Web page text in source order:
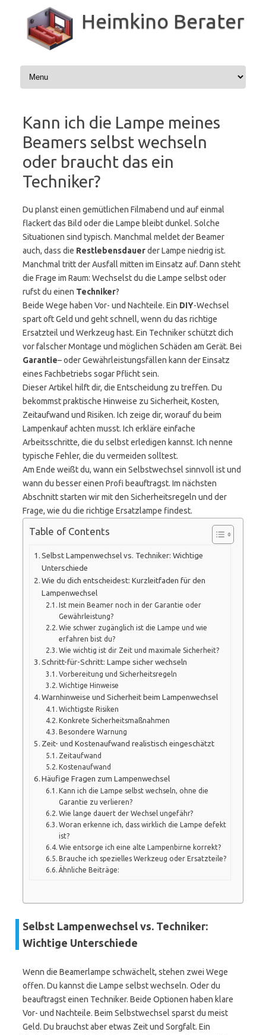
springen
Heimkino Berater
Kann ich die Lampe meines
Beamers selbst wechseln
oder braucht das ein
Techniker?
Du planst einen gemütlichen Filmabend und auf einmal
flackert das Bild oder die Lampe bleibt dunkel. Solche
Situationen sind typisch. Manchmal meldet der Beamer
auch, dass die Restlebensdauerder Lampe niedrig ist.
Manchmal tritt der Ausfall mitten im Einsatz auf. Dann steht
die Frage im Raum: Wechselst du die Lampe selbst oder
rufst du einen Techniker?
Beide Wege haben Vor- und Nachteile. Ein DIY-Wechsel
spart oft Geld und geht schnell, wenn du das richtige
Ersatzteil und Werkzeug hast. Ein Techniker schützt dich
vor falscher Montage und möglichen Schäden am Gerät. Bei
Garantie– oder Gewährleistungsfällen kann der Einsatz
eines Fachbetriebs sogar Pflicht sein.
Dieser Artikel hilft dir, die Entscheidung zu treffen. Du
bekommst praktische Hinweise zu Sicherheit, Kosten,
Zeitaufwand und Risiken. Ich zeige dir, worauf du beim
Lampenkauf achten musst. Ich erkläre einfache
Arbeitsschritte, die du selbst erledigen kannst. Ich nenne
typische Fehler, die du vermeiden solltest.
Am Ende weißt du, wann ein Selbstwechsel sinnvoll ist und
wann du besser einen Profi beauftragst. Im nächsten
Abschnitt starten wir mit den Sicherheitsregeln und der
Frage, wie du die richtige Ersatzlampe findest.
Table of Contents
Selbst Lampenwechsel vs. Techniker: Wichtige
Unterschiede
Wie du dich entscheidest: Kurzleitfaden für den
Lampenwechsel
Ist mein Beamer noch in der Garantie oder
Gewährleistung?
Wie schwer zugänglich ist die Lampe und wie
erfahren bist du?
Wie wichtig ist dir Zeit und maximale Sicherheit?
Schritt-für-Schritt: Lampe sicher wechseln
Vorbereitung und Sicherheitsregeln
Wichtige Hinweise
Warnhinweise und Sicherheit beim Lampenwechsel
Wichtigste Risiken
Konkrete Sicherheitsmaßnahmen
Besondere Warnung
Zeit- und Kostenaufwand realistisch eingeschätzt
Zeitaufwand
Kostenaufwand
Häufige Fragen zum Lampenwechsel
Kann ich die Lampe selbst wechseln, ohne die
Garantie zu verlieren?
Wie lange dauert der Wechsel ungefähr?
Woran erkenne ich, dass wirklich die Lampe defekt
ist?
Wie entsorge ich eine alte Lampenbirne korrekt?
Brauche ich spezielles Werkzeug oder Ersatzteile?
Ähnliche Beiträge:
Selbst Lampenwechsel vs. Techniker:
Wichtige Unterschiede
Wenn die Beamerlampe schwächelt, stehen zwei Wege
offen. Du kannst die Lampe selbst wechseln. Oder du
beauftragst einen Techniker. Beide Optionen haben klare
Vor- und Nachteile. Beim Selbstwechsel sparst du meist
Geld. Du brauchst aber etwas Zeit und Sorgfalt. Ein